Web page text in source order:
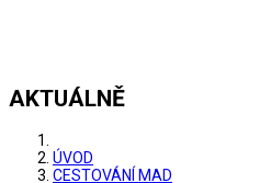
AKTUÁLNĚ
ÚVOD
CESTOVÁNÍ MAD